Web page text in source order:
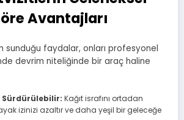
Avantajları
sunduğu faydalar, onları profesyonel
devrim niteliğinde bir araç haline
Sürdürülebilir: Kağıt israfını ortadan
izinizi azaltır ve daha yeşil bir geleceğe